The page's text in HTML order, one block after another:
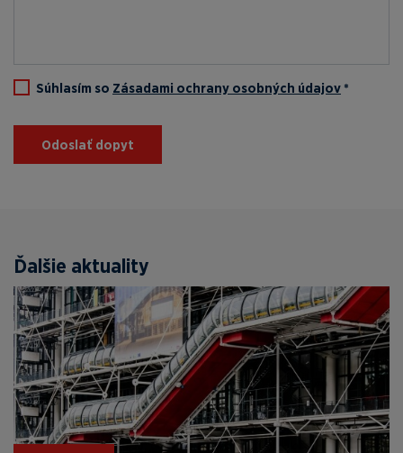
Súhlasím so Zásadami ochrany osobných údajov *
Odoslať dopyt
Ďalšie aktuality